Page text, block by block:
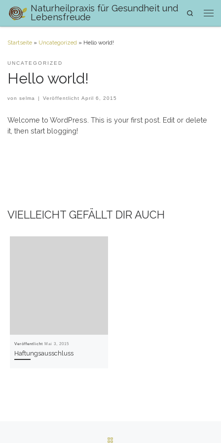
Zum Inhalt springen
Naturheilpraxis für Gesundheit und
Lebensfreude
Search
Startseite » Uncategorized » Hello world!
UNCATEGORIZED
Hello world!
von selma VeröffentlichtApril 6, 2015
Welcome to WordPress. This is your first post. Edit or delete
it, then start blogging!
VIELLEICHT GEFÄLLT DIR AUCH
Veröffentlicht Mai 3, 2015
Haftungsausschluss
Beitragsnavigation